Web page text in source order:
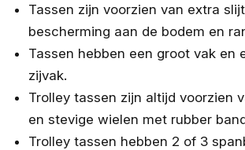
Tassen zijn voorzien van extra
bescherming aan de bodem en
Tassen hebben een groot vak en
zijvak.
Trolley tassen zijn altijd voorzien
en stevige wielen met rubber
Trolley tassen hebben 2 of 3